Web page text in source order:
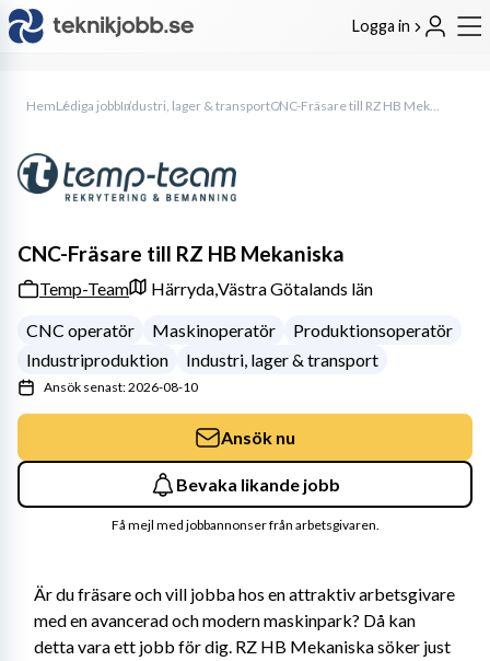
Logga in
HemLediga jobbIndustri, lager & transport CNC-Fräsare till RZ HB Mekaniska
Är du fräsare och vill jobba hos en attraktiv arbetsgivare
med en avancerad och modern maskinpark? Då kan
detta vara ett jobb för dig. RZ HB Mekaniska söker just
CNC-Fräsare till RZ HB Mekaniska
Temp-Team Härryda,Västra Götalands län
CNC operatör
Maskinoperatör
Produktionsoperatör
Industriproduktion
Industri, lager & transport
Ansök senast: 2026-08-10
Ansök nu
Bevaka likande jobb
Få mejl med jobbannonser från arbetsgivaren.